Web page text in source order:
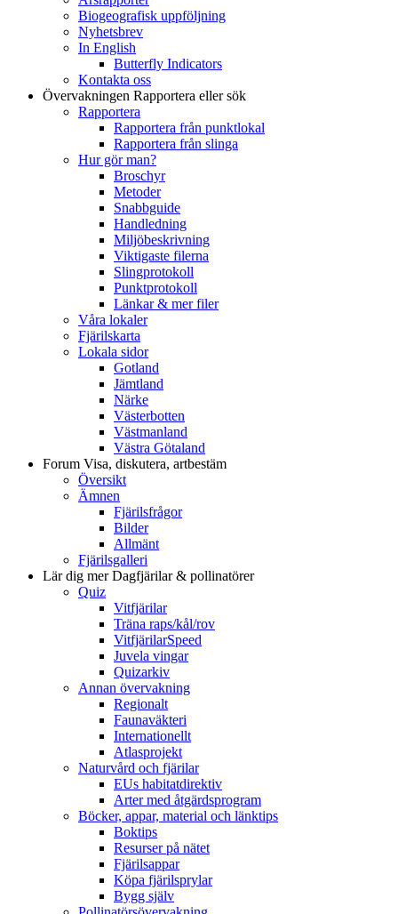
Biogeografisk uppföljning
Nyhetsbrev
In English
Butterfly Indicators
Kontakta oss
Övervakningen Rapportera eller sök
Rapportera
Rapportera från punktlokal
Rapportera från slinga
Hur gör man?
Broschyr
Metoder
Snabbguide
Handledning
Miljöbeskrivning
Viktigaste filerna
Slingprotokoll
Punktprotokoll
Länkar & mer filer
Våra lokaler
Fjärilskarta
Lokala sidor
Gotland
Jämtland
Närke
Västerbotten
Västmanland
Västra Götaland
Forum Visa, diskutera, artbestäm
Översikt
Ämnen
Fjärilsfrågor
Bilder
Allmänt
Fjärilsgalleri
Lär dig merDagfjärilar & pollinatörer
Quiz
Vitfjärilar
Träna raps/kål/rov
VitfjärilarSpeed
Juvela vingar
Quizarkiv
Annan övervakning
Regionalt
Faunaväkteri
Internationellt
Atlasprojekt
Naturvård och fjärilar
EUs habitatdirektiv
Arter med åtgärdsprogram
Böcker, appar, material och länktips
Boktips
Resurser på nätet
Fjärilsappar
Köpa fjärilsprylar
Bygg själv